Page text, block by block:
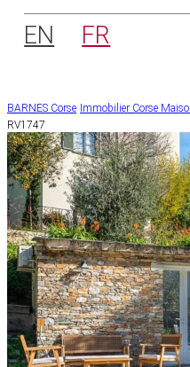
EN FR
BARNES Corse Immobilier Corse
RV1747